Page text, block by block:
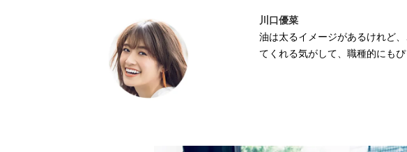
川口優菜
油は太るイメージがあるけれど
てくれる気がして、職種的にも